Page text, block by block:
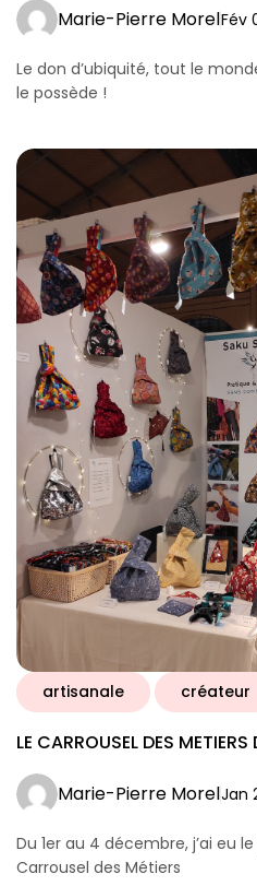
Marie-Pierre MorelFév
Le don d’ubiquité, tout le
le possède !
artisanale créateur
LE CARROUSEL DES
Marie-Pierre MorelJan
Du 1er au 4 décembre, j’ai eu
Carrousel des Métiers